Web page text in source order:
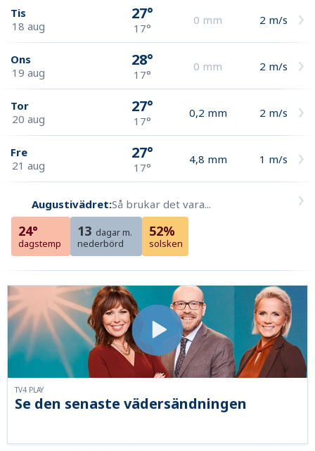
Tis
18 aug
27°
17°
0 mm 2 m/s
Ons
19 aug
28°
17°
0 mm 2 m/s
Tor
20 aug
27°
17°
0,2 mm 2 m/s
Fre
21 aug
27°
17°
4,8 mm 1 m/s
Augustivädret:Så brukar det vara...
24°
dagstemp
13 dagar m.
nederbörd
52%
solsken
Se den senaste vädersändningen
TV4 PLAY